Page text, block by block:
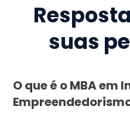
suas
O que é o MBA em